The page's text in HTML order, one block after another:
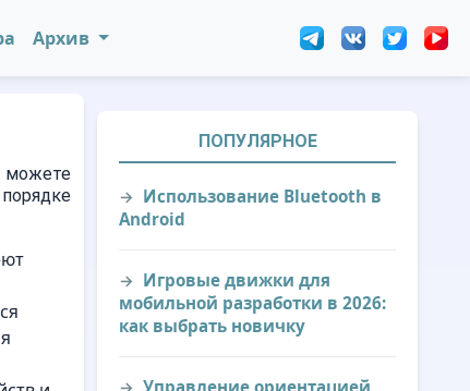
Архив
можете
ПОПУЛЯРНОЕ
Использование Bluetooth в
Android
Игровые движки для
мобильной разработки в 2026:
как выбрать новичку
Управление ориентацией